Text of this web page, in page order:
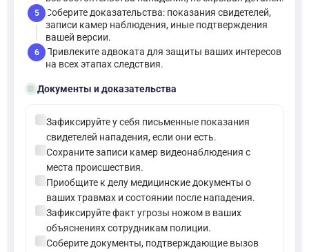
5
Соберите доказательства: показания свидетелей,
записи камер наблюдения, иные подтверждения
вашей версии.
6
Привлеките адвоката для защиты ваших интересов
на всех этапах следствия.
folder_openДокументы и доказательства
Зафиксируйте у себя письменные показания
свидетелей нападения, если они есть.
Сохраните записи камер видеонаблюдения с
места происшествия.
Приобщите к делу медицинские документы о
ваших травмах и состоянии после нападения.
Зафиксируйте факт угрозы ножом в ваших
объяснениях сотрудникам полиции.
Соберите документы, подтверждающие вызов